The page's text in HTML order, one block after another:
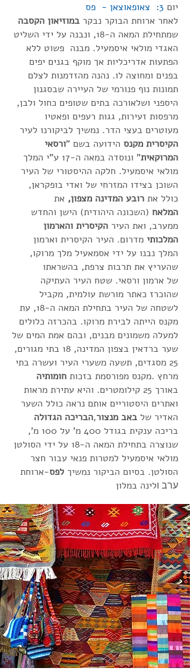
יום 3: צאופאוצאן - פס
לאחר ארוחת הבוקר נבקר במוזיאון הקסבה
שמתחילת המאה ה-18, ונבנה על ידי השליט
האגדי מולאי איסמעיל. מבנה פשוט ללא
הפתעות אדריכליות אך מוקף בגנים יפים
בפנים ומחוצה לו. נהנה מהזדמנות לצלם
תמונות נוף פנורמי של העיירה שבסגנון
היספני ושלאורכה בתים שטופים כחול ולבן,
מרפסות זעירות, גגות רעפים ופאטיו
מעוטרים בעצי הדר. נמשיך לביקורנו לעיר
הקיסרית מקנס הידועה בשם "ורסאי
המרוקאית
" ונוסדה במאה ה-17 ע"י המלך
מולאי איסמעיל. חלקה ההיסטורי של העיר
השוכן בצידו המזרחי של ואדי בופקראן,
כולל את רובע המדינה מצפון, את
המלאח (השכונה היהודית) הישן והחדש
ממערב, ואת העיר הקיסרית והארמון
המלכותי מדרום. העיר הקיסרית וארמון
המלך נבנו על ידי אסמאעיל מלך מרוקו,
שהעריץ את תרבות צרפת, בהשראתו
של ארמון ורסאי. שטח העיר העתיקה
שהוכרז כאתר מורשת עולמית, מקביל
לשטחה של העיר בתחילת המאה ה-18
, עת
מקנס הייתה לבירת מרוקו. בהכרזה כלולים
למעלה משמונים מבנים, ובהם אמת המים של
שער ברדאין בצפון המדינה, 18 בתי מגורים,
25 מסגדים, תשעה משערי העיר ועשרה בתי
מרחץ .מקנס מפורסמת בזכות חומותיה
באורך 25 קילומטרים. והיא עתירת מראות
ואתרים היסטוריים אותם נראה כולל השער
האדיר של באב מנצור,הבריכה הגדולה
בריכה ענקית בגודל 400 מ' על 100 מ',
שנוצרה בתחילת המאה ה-18 על ידי הסולטן
מולאי איסמעיל למטרות פנאי עבור חצר
הסולטן. בסיום הביקור נמשיך לפס-ארוחת
ערב ולינה במלון